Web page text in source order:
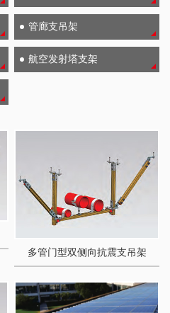
管廊支吊架
航空发射塔支架
多管门型双侧向抗震支吊架